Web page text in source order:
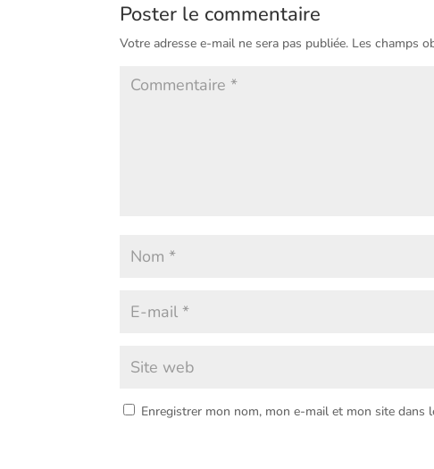
Poster le commentaire
Votre adresse e-mail ne sera pas publiée. Les champs
Enregistrer mon nom, mon e-mail et mon site dans